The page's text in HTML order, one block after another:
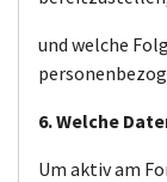
und welche
6. Welche
Um aktiv am